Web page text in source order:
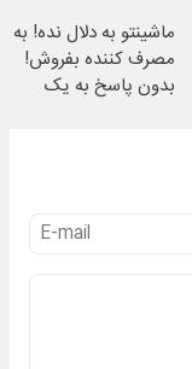
ماشینتو به دلال نده! به
مصرف کننده بفروش!
بدون پاسخ به یک